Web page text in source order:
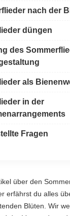
nach der
düngen
des
als
in der
Fragen
über den
erfährst du alles
Blüten. Wir